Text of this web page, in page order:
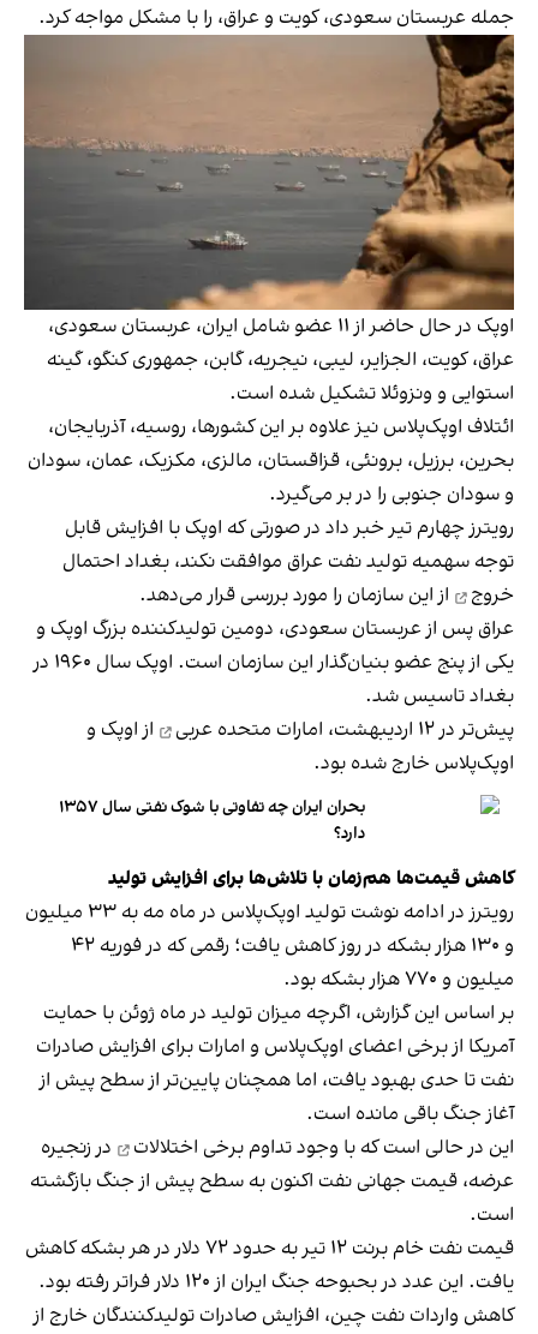
جمله عربستان سعودی، کویت و عراق، را با مشکل مواجه کرد.
اوپک در حال حاضر از ۱۱ عضو شامل ایران، عربستان سعودی،
عراق، کویت، الجزایر، لیبی، نیجریه، گابن، جمهوری کنگو، گینه
استوایی و ونزوئلا تشکیل شده است.
ائتلاف اوپک‌پلاس نیز علاوه بر این کشورها، روسیه، آذربایجان،
بحرین، برزیل، برونئی، قزاقستان، مالزی، مکزیک، عمان، سودان
و سودان جنوبی را در بر می‌گیرد.
رویترز چهارم تیر خبر داد در صورتی که اوپک با افزایش قابل
‌توجه سهمیه تولید نفت عراق موافقت نکند، بغداد احتمال
خروج
از این سازمان را مورد بررسی قرار می‌دهد.
عراق پس از عربستان سعودی، دومین تولیدکننده بزرگ اوپک و
یکی از پنج عضو بنیان‌گذار این سازمان است. اوپک سال ۱۹۶۰ در
بغداد تاسیس شد.
پیش‌تر در ۱۲ اردیبهشت،
امارات متحده عربی
از اوپک و
اوپک‌پلاس خارج شده بود.
بحران ایران چه تفاوتی با شوک نفتی سال ۱۳۵۷
دارد؟
کاهش قیمت‌ها هم‌زمان با تلاش‌ها برای افزایش تولید
رویترز در ادامه نوشت تولید اوپک‌پلاس در ماه مه به ۳۳ میلیون
و ۱۳۰ هزار بشکه در روز کاهش یافت؛ رقمی که در فوریه ۴۲
میلیون و ۷۷۰ هزار بشکه بود.
بر اساس این گزارش، اگرچه میزان تولید در ماه ژوئن با حمایت
آمریکا از برخی اعضای اوپک‌پلاس و امارات برای افزایش صادرات
نفت تا حدی بهبود یافت، اما همچنان پایین‌تر از سطح پیش از
آغاز جنگ باقی مانده است.
این در حالی است که با وجود تداوم برخی اختلالات
در زنجیره
عرضه، قیمت جهانی نفت اکنون به سطح پیش از جنگ بازگشته
است.
قیمت نفت خام برنت ۱۲ تیر به حدود ۷۲ دلار در هر بشکه کاهش
یافت. این عدد در بحبوحه جنگ ایران از ۱۲۰ دلار فراتر رفته بود.
کاهش واردات نفت چین، افزایش صادرات تولیدکنندگان خارج از